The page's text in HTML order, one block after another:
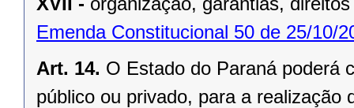
Emenda Constitucional 50 de 25/10/
Art. 14. O Estado do Paraná poderá
público ou privado, para a realização